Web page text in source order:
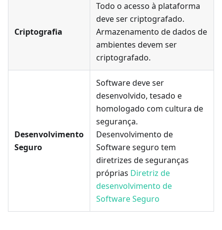
Criptografia
Todo o acesso à plataforma
deve ser criptografado.
Armazenamento de dados de
ambientes devem ser
criptografado.
Desenvolvimento
Seguro
Software deve ser
desenvolvido, tesado e
homologado com cultura de
segurança.
Desenvolvimento de
Software seguro tem
diretrizes de seguranças
próprias Diretriz de
desenvolvimento de
Software Seguro